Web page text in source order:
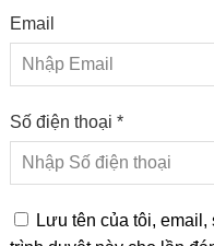
Email
Số điện thoại *
Lưu tên của tôi,